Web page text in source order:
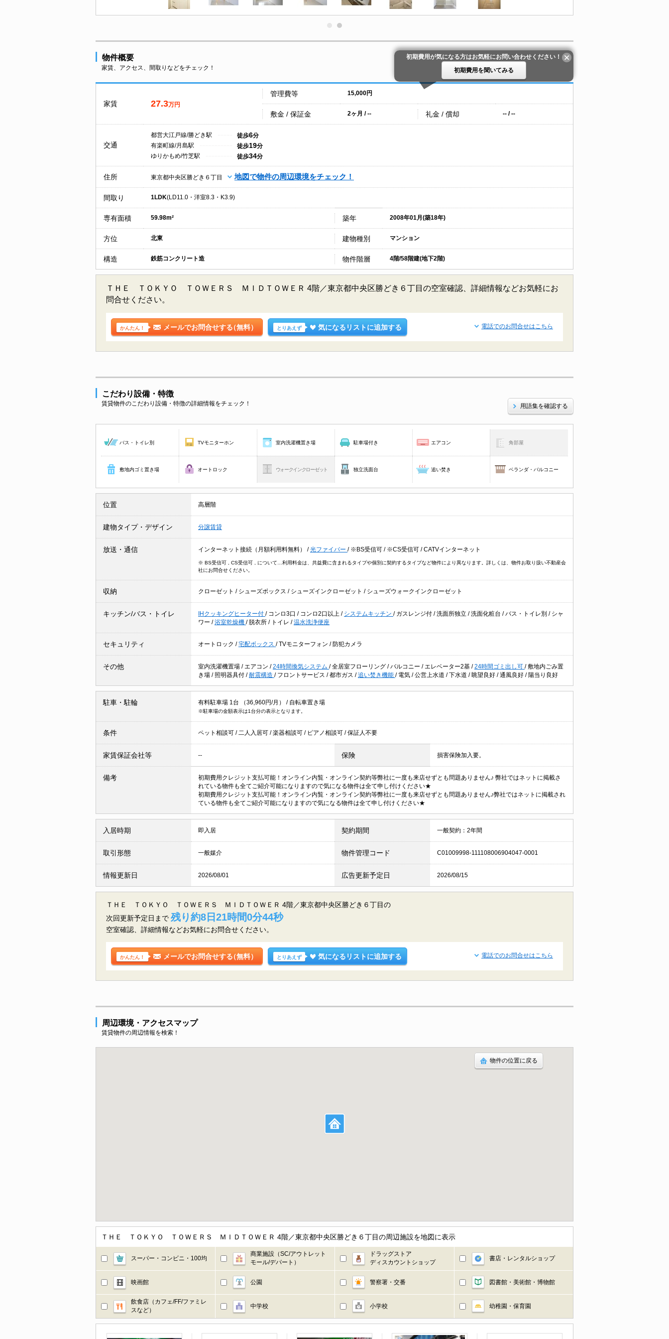
物件概要
家賃、アクセス、間取りなどをチェック！
初期費用が気になる方はお気軽にお問い合わせください！
初期費用を聞いてみる
家賃 27.3万円
管理費等 15,000円
敷金 / 保証金 2ヶ月 / -- 礼金 / 償却 -- / --
交通
都営大江戸線/勝どき駅 徒歩6分
有楽町線/月島駅
徒歩19分
ゆりかもめ/竹芝駅
徒歩34分
住所 東京都中央区勝どき６丁目 地図で物件の周辺環境をチェック！
間取り 1LDK(LD11.0・洋室8.3・K3.9)
専有面積 59.98m² 築年 2008年01月(築18年)
方位 北東 建物種別 マンション
構造 鉄筋コンクリート造 物件階層 4階/58階建(地下2階)
ＴＨＥ ＴＯＫＹＯ ＴＯＷＥＲＳ ＭＩＤＴＯＷＥＲ 4階／東京都中央区勝どき６丁目の空室確認、詳細情報などお気軽にお
問合せください。
かんたん！ メールでお問合せする（無料） とりあえず 気になるリストに追加する 電話でのお問合せはこちら
こだわり設備・特徴
賃貸物件のこだわり設備・特徴の詳細情報をチェック！ 用語集を確認する
バス・トイレ別 TVモニターホン 室内洗濯機置き場 駐車場付き エアコン 角部屋
敷地内ゴミ置き場 オートロック ウォークインクローゼット 独立洗面台 追い焚き ベランダ・バルコニー
位置 高層階
建物タイプ・デザイン 分譲賃貸
放送・通信 インターネット接続（月額利用料無料） /光ファイバー / ※BS受信可 / ※CS受信可 /CATVインターネット
※ BS受信可 , CS受信可 , について…利用料金は、共益費に含まれるタイプや個別に契約するタイプなど物件により異なります。詳しくは、物件お取り扱い不動産会
社にお問合せください。
収納 クローゼット / シューズボックス / シューズインクローゼット / シューズウォークインクローゼット
キッチン/バス・トイレ IHクッキングヒーター付 / コンロ3口 / コンロ2口以上 / システムキッチン / ガスレンジ付 /洗面所独立 /洗面化粧台 /バス・トイレ別 / シャ
ワー /浴室乾燥機 / 脱衣所 / トイレ /温水洗浄便座
セキュリティ オートロック /宅配ボックス /TVモニターフォン / 防犯カメラ
その他 室内洗濯機置場 / エアコン /24時間換気システム /全居室フローリング /バルコニー / エレベーター2基 /24時間ゴミ出し可 /敷地内ごみ置
き場 / 照明器具付 /耐震構造 / フロントサービス /都市ガス /追い焚き機能 / 電気 /公営上水道 /下水道 / 眺望良好 /通風良好 / 陽当り良好
駐車・駐輪 有料駐車場 1台 （36,960円/月） / 自転車置き場
※駐車場の金額表示は1台分の表示となります。
条件 ペット相談可 / 二人入居可 /楽器相談可 / ピアノ相談可 /保証人不要
家賃保証会社等 -- 保険 損害保険加入要。
備考
初期費用クレジット支払可能！オンライン内覧・オンライン契約等弊社に一度も来店せずとも問題ありません♪ 弊社ではネットに掲載さ
れている物件も全てご紹介可能になりますので気になる物件は全て申し付けください★
初期費用クレジット支払可能！オンライン内覧・オンライン契約等弊社に一度も来店せずとも問題ありません♪弊社ではネットに掲載され
ている物件も全てご紹介可能になりますので気になる物件は全て申し付けください★
入居時期 即入居 契約期間 一般契約：2年間
取引形態 一般媒介 物件管理コード C01009998-111108006904047-0001
情報更新日 2026/08/01 広告更新予定日 2026/08/15
ＴＨＥ ＴＯＫＹＯ ＴＯＷＥＲＳ ＭＩＤＴＯＷＥＲ 4階／東京都中央区勝どき６丁目の
次回更新予定日まで 残り約8日21時間0分43秒
空室確認、詳細情報などお気軽にお問合せください。
かんたん！ メールでお問合せする（無料） とりあえず 気になるリストに追加する 電話でのお問合せはこちら
周辺環境・アクセスマップ
賃貸物件の周辺情報を検索！
物件の位置に戻る
ＴＨＥ ＴＯＫＹＯ ＴＯＷＥＲＳ ＭＩＤＴＯＷＥＲ 4階／東京都中央区勝どき６丁目の周辺施設を地図に表示
スーパー・コンビニ・100均
商業施設（SC/アウトレット
モール/デパート）
ドラッグストア
ディスカウントショップ
書店・レンタルショップ
映画館 公園 警察署・交番 図書館・美術館・博物館
飲食店（カフェ/FF/ファミレ
スなど）
中学校 小学校 幼稚園・保育園